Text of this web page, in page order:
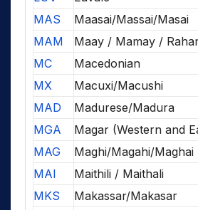
MAS
Maasai/Massai/Masai
MAM
Maay / Mamay /
MC
Macedonian
MX
Macuxi/Macushi
MAD
Madurese/Madura
MGA
Magar (Western and
MAG
Maghi/Magahi/Maghai
MAI
Maithili / Maithali
MKS
Makassar/Makasar